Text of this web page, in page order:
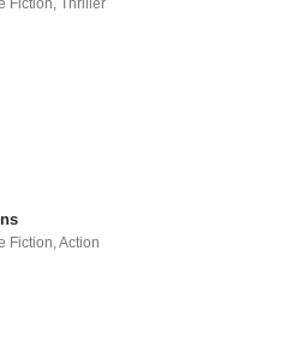
Fiction,Thriller
Fiction ,Action